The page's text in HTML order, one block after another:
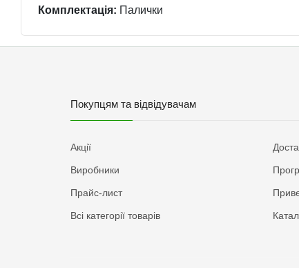
Комплектація: Палички
Покупцям та відвідувачам
Акції
Виробники
Прайс-лист
Всі категорії товарів